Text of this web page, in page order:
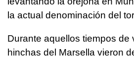
la actual denominación del
Durante aquellos tiempos de
hinchas del Marsella vieron